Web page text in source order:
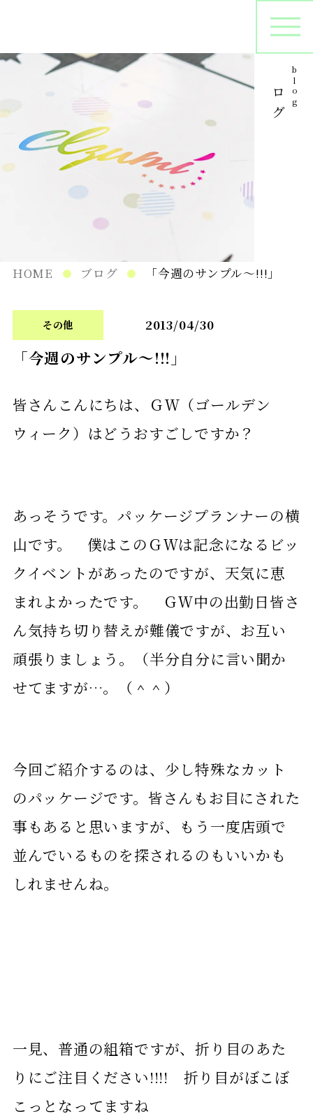
プリントサンプル
在庫管理
ブログblog
HOME ブログ 「今週のサンプル～!!!」
その他 2013/04/30
「今週のサンプル～!!!」
皆さんこんにちは、ＧＷ（ゴールデン
ウィーク）はどうおすごしですか？
あっそうです。パッケージプランナーの横
山です。 僕はこのＧＷは記念になるビッ
クイベントがあったのですが、天気に恵
まれよかったです。 ＧＷ中の出勤日皆さ
ん気持ち切り替えが難儀ですが、お互い
頑張りましょう。（半分自分に言い聞か
せてますが…。（＾＾）
今回ご紹介するのは、少し特殊なカット
のパッケージです。皆さんもお目にされた
事もあると思いますが、もう一度店頭で
並んでいるものを探されるのもいいかも
しれませんね。
一見、普通の組箱ですが、折り目のあた
りにご注目ください!!!! 折り目がぼこぼ
こっとなってますね